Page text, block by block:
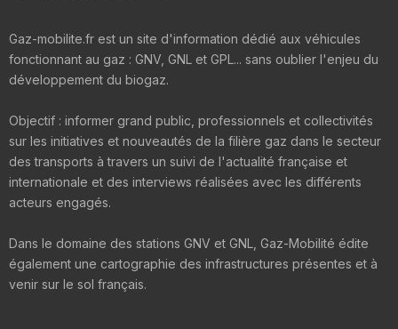
Gaz-mobilite.fr est un site d'information dédié aux véhicules
fonctionnant au gaz : GNV, GNL et GPL... sans oublier l'enjeu du
développement du biogaz.
Objectif : informer grand public, professionnels et collectivités
sur les initiatives et nouveautés de la filière gaz dans le secteur
des transports à travers un suivi de l'actualité française et
internationale et des interviews réalisées avec les différents
acteurs engagés.
Dans le domaine des stations GNV et GNL, Gaz-Mobilité édite
également une cartographie des infrastructures présentes et à
venir sur le sol français.